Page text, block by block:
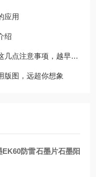
应用
绍
意事项，越早知道越省心
版图，远超你想象
EK60防雷石墨片石墨阳